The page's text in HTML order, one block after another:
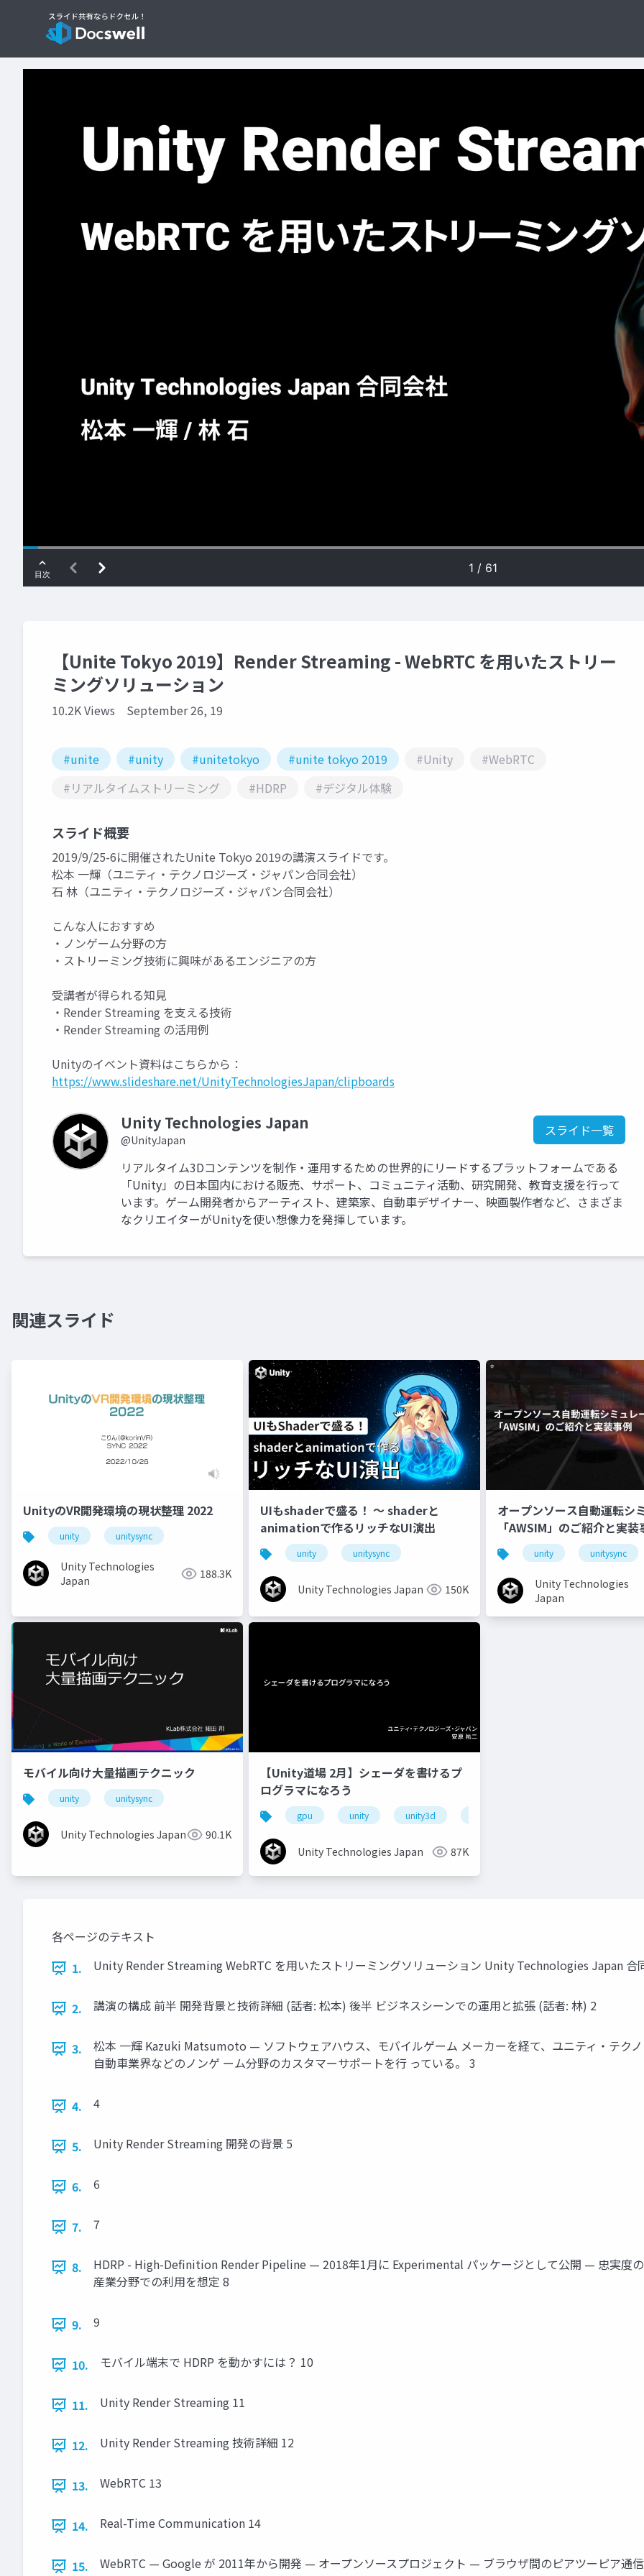
【Unite Tokyo 2019】Render Streaming - WebRTC を用いたストリー
ミングソリューション
10.2K Views September 26, 19
#unite #unity #unitetokyo #unite tokyo 2019 #Unity
#WebRTC
#リアルタイムストリーミング
#HDRP #デジタル体験
スライド概要
2019/9/25-6に開催されたUnite Tokyo 2019の講演スライドです。
松本 一輝（ユニティ・テクノロジーズ・ジャパン合同会社）
石 林（ユニティ・テクノロジーズ・ジャパン合同会社）
こんな人におすすめ
・ノンゲーム分野の方
・ストリーミング技術に興味があるエンジニアの方
受講者が得られる知見
・Render Streaming を支える技術
・Render Streaming の活用例
Unityのイベント資料はこちらから：
https://www.slideshare.net/UnityTechnologiesJapan/clipboards
Unity Technologies Japan
@UnityJapan
スライド一覧
リアルタイム3Dコンテンツを制作・運用するための世界的にリードするプラットフォームである
「Unity」の日本国内における販売、サポート、コミュニティ活動、研究開発、教育支援を行って
います。ゲーム開発者からアーティスト、建築家、自動車デザイナー、映画製作者など、さまざま
なクリエイターがUnityを使い想像力を発揮しています。
関連スライド
UnityのVR開発環境の現状整理 2022
unity unitysync
Unity Technologies
Japan
188.3K
UIもshaderで盛る！ 〜 shaderと
animationで作るリッチなUI演出
unity unitysync
Unity Technologies Japan 150K
オープンソース自動運転シ
「AWSIM」のご紹介と実装
unity unitysync
Unity Technologies
Japan
モバイル向け大量描画テクニック
unity unitysync
Unity Technologies Japan 90.1K
【Unity道場 2月】シェーダを書けるプ
ログラマになろう
gpu unity unity3d
Unity Technologies Japan 87K
各ページのテキスト
1.
Unity Render Streaming WebRTC を用いたストリーミングソリューション Unity Technologies Japan 合
2. 講演の構成 前半 開発背景と技術詳細 (話者: 松本) 後半 ビジネスシーンでの運用と拡張 (話者: 林) 2
3.
松本 一輝 Kazuki Matsumoto — ソフトウェアハウス、モバイルゲーム メーカーを経て、ユニティ・テク
自動車業界などのノンゲ ーム分野のカスタマーサポートを行 っている。 3
4. 4
5. Unity Render Streaming 開発の背景 5
6. 6
7. 7
8.
HDRP - High-Definition Render Pipeline — 2018年1月に Experimental パッケージとして公開 — 忠実度
産業分野での利用を想定 8
9. 9
10. モバイル端末で HDRP を動かすには？ 10
11. Unity Render Streaming 11
12. Unity Render Streaming 技術詳細 12
13. WebRTC 13
14. Real-Time Communication 14
15. WebRTC — Google が 2011年から開発 — オープンソースプロジェクト — ブラウザ間のピアツーピア通